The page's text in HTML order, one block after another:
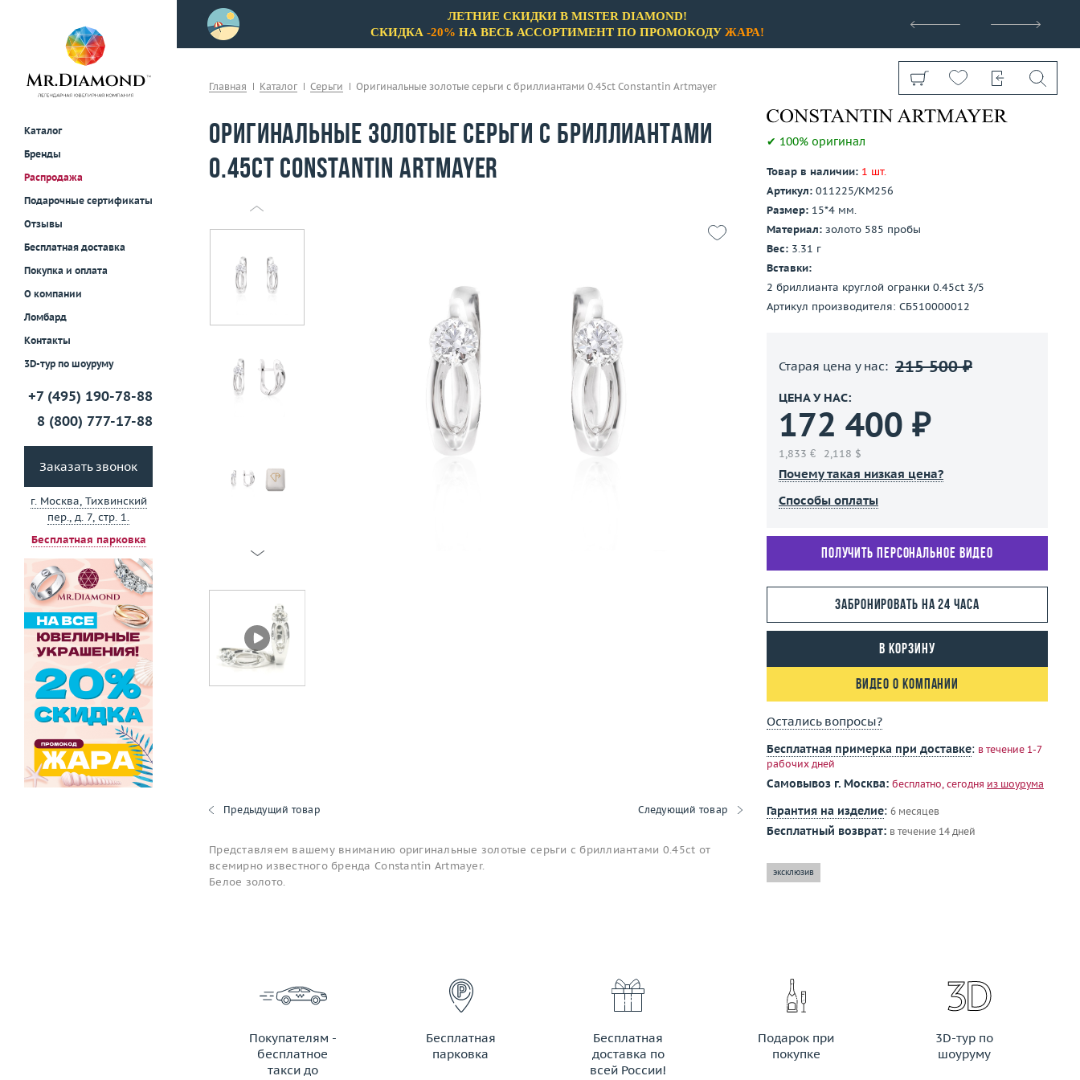
Каталог
Бренды
Распродажа
Подарочные сертификаты
Отзывы
Бесплатная доставка
Покупка и оплата
О компании
Ломбард
Контакты
3D-тур по шоуруму
+7 (495) 190-78-88
8 (800) 777-17-88
Заказать звонок
г. Москва, Тихвинский
пер., д. 7, стр. 1.
Бесплатная парковка
примерки!
ЛЕТНИЕ СКИДКИ В MISTER DIAMOND!
СКИДКА -20% НА ВЕСЬ АССОРТИМЕНТ ПО ПРОМОКОДУ ЖАРА!
Главная Каталог Серьги Оригинальные золотые серьги с бриллиантами 0.45ct Constantin Artmayer
Оригинальные золотые серьги с бриллиантами
0.45ct Constantin Artmayer
Предыдущий товар Следующий товар
Представляем вашему вниманию оригинальные золотые серьги с бриллиантами 0.45ct от
всемирно известного бренда Constantin Artmayer.
Белое золото.
✔ 100% оригинал
Товар в наличии: 1 шт.
Артикул: 011225/КМ256
Размер: 15*4 мм.
Материал: золото 585 пробы
Вес: 3.31 г
Вставки:
2 бриллианта круглой огранки 0.45ct 3/5
Артикул производителя: СБ510000012
Старая цена у нас: 215 500 ₽
ЦЕНА У НАС:
172 400 ₽
1,833 € 2,118 $
Почему такая низкая цена?
Способы оплаты
Получить персональное видео
Забронировать на 24 часа
В корзину
Видео о компании
Остались вопросы?
Бесплатная примерка при доставке: в течение 1-7
рабочих дней
Самовывоз г. Москва: бесплатно, сегодня из шоурума
Гарантия на изделие: 6 месяцев
Бесплатный возврат: в течение 14 дней
эксклюзив
Покупателям -
бесплатное
такси до
Бесплатная
парковка
Бесплатная
доставка по
всей России!
Подарок при
покупке
3D-тур по
шоуруму